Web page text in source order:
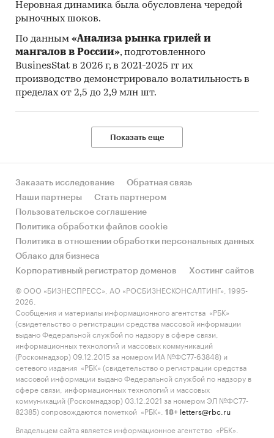
несовершеннолетнего лица
VR клубы, клубы виртуальной реальности
Неровная динамика была обусловлена чередой
рыночных шоков.
По данным «Анализа рынка грилей и
мангалов в России», подготовленного
BusinesStat в 2026 г, в 2021-2025 гг их
производство демонстрировало волатильность в
пределах от 2,5 до 2,9 млн шт.
Показать еще
Заказать исследование
Обратная связь
Наши партнеры
Стать партнером
Пользовательское соглашение
Политика обработки файлов cookie
Политика в отношении обработки персональных данных
Облако для бизнеса
Корпоративный регистратор доменов
Хостинг сайтов
© ООО «БИЗНЕСПРЕСС», АО «РОСБИЗНЕСКОНСАЛТИНГ», 1995-
2026.
Сообщения и материалы информационного агентства «РБК»
(свидетельство о регистрации средства массовой информации
выдано Федеральной службой по надзору в сфере связи,
информационных технологий и массовых коммуникаций
(Роскомнадзор) 09.12.2015 за номером ИА №ФС77-63848) и
сетевого издания «РБК» (свидетельство о регистрации средства
массовой информации выдано Федеральной службой по надзору в
сфере связи, информационных технологий и массовых
коммуникаций (Роскомнадзор) 03.12.2021 за номером ЭЛ №ФС77-
82385) сопровождаются пометкой «РБК».
18+ letters@rbc.ru
Владельцем сайта является информационное агентство «РБК».